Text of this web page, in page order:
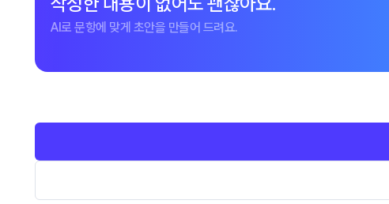
AI로 문항에 맞게 초안을 만들어 드려요.